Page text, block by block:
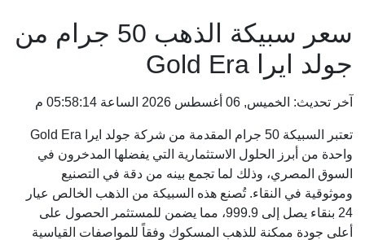
سعر سبيكة الذهب 50 جرام من
جولد ايرا Gold Era
آخر تحديث: الخميس, 06 أغسطس 2026 الساعة 05:58:14 م
تعتبر السبيكة 50 جرام المقدمة من شركة جولد ايرا Gold Era
واحدة من أبرز الحلول الاستثمارية التي يفضلها المدخرون في
السوق المصري، وذلك لما تجمع بينه من دقة في التصنيع
وموثوقية في النقاء. تُصنع هذه السبيكة من الذهب الخالص عيار
24 بنقاء يصل إلى 999.9، مما يضمن للمستثمر الحصول على
أعلى جودة ممكنة للذهب المسكوك وفقاً للمواصفات القياسية